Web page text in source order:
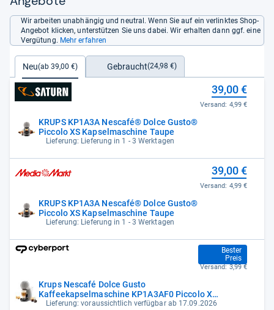
Wir arbeiten unabhängig und neutral. Wenn Sie auf ein verlinktes Shop-
Angebot klicken, unterstützen Sie uns dabei. Wir erhalten dann ggf. eine
Vergütung. Mehr erfahren
Neu(ab 39,00 €) Gebraucht(24,98 €)
KRUPS KP1A3A Nescafé® Dolce Gusto®
Piccolo XS Kapselmaschine Taupe
Lieferung: Lieferung in 1 - 3 Werktagen
39,00 €
Versand: 4,99 €
KRUPS KP1A3A Nescafé® Dolce Gusto®
Piccolo XS Kapselmaschine Taupe
Lieferung: Lieferung in 1 - 3 Werktagen
39,00 €
Versand: 4,99 €
Krups Nescafé Dolce Gusto
Kaffeekapselmaschine KP1A3AF0 Piccolo XS
Taupe
Lieferung: voraussichtlich verfügbar ab 17.09.2026
Bester
Preis
39,00 €
Versand: 3,99 €